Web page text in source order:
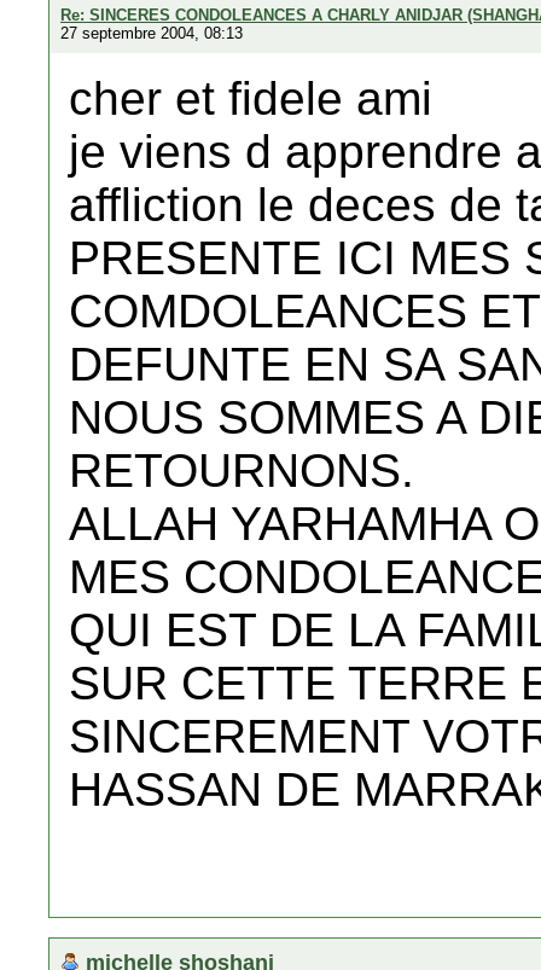
Re: SINCERES CONDOLEANCES A CHARLY ANIDJAR
27 septembre 2004, 08:13
cher et fidele ami
je viens d apprendre
affliction le deces de
PRESENTE ICI MES
COMDOLEANCES
DEFUNTE EN SA
NOUS SOMMES A
RETOURNONS.
ALLAH YARHAMHA
MES
QUI EST DE LA
SUR CETTE TERRE
SINCEREMENT
HASSAN DE
michelle shoshani